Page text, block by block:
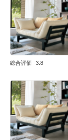
総合評価 3.8